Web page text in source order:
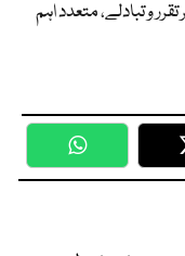
و تبادلے، متعدد اہم
WhatsApp